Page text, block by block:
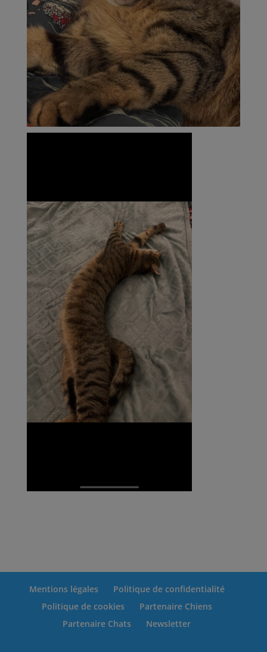
Mentions légales
Politique de confidentialité
Politique de cookies
Partenaire Chiens
Partenaire Chats
Newsletter